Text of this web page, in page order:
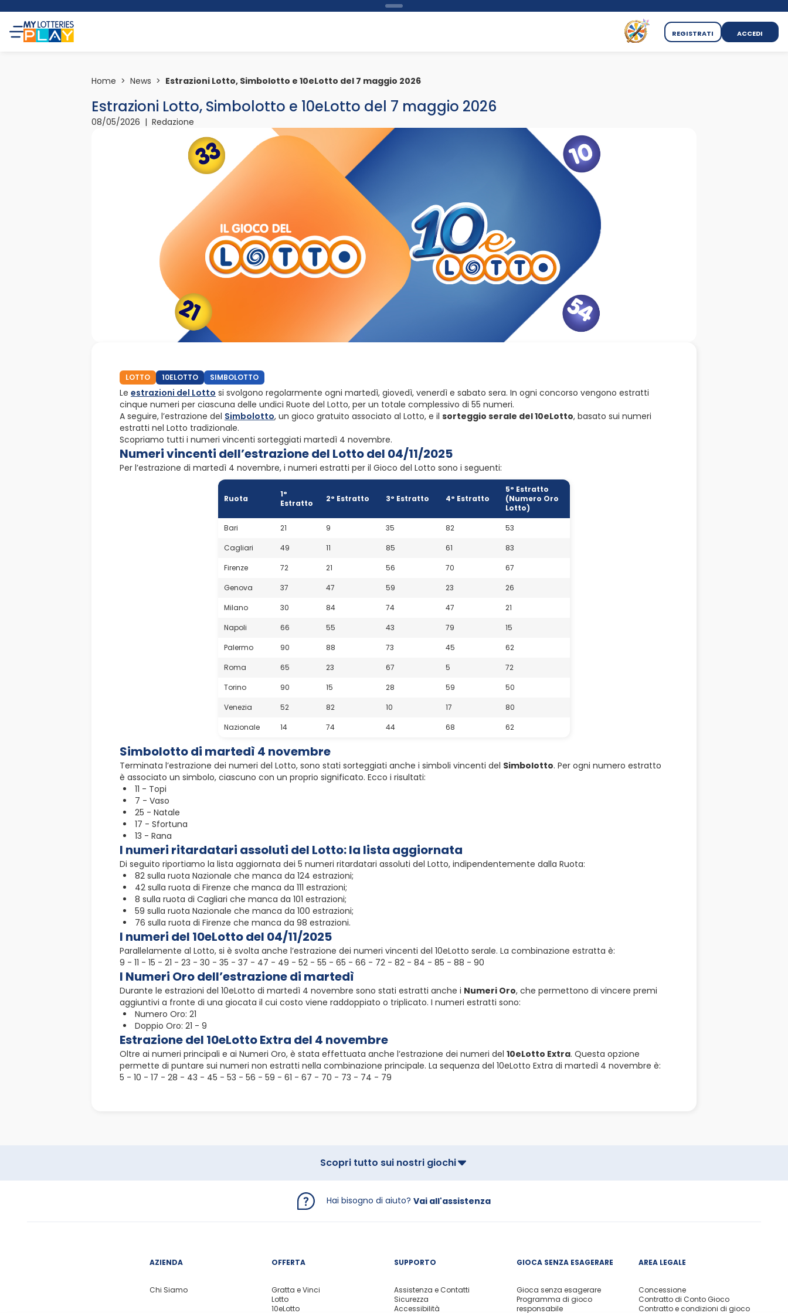
REGISTRATI ACCEDI
Home > News > Estrazioni Lotto, Simbolotto e 10eLotto del 7 maggio 2026
Estrazioni Lotto, Simbolotto e 10eLotto del 7 maggio 2026
08/05/2026 | Redazione
LOTTO 10ELOTTO SIMBOLOTTO
Le estrazioni del Lotto si svolgono regolarmente ogni martedì, giovedì, venerdì e sabato sera. In ogni concorso vengono estratti
cinque numeri per ciascuna delle undici Ruote del Lotto, per un totale complessivo di 55 numeri.
A seguire, l’estrazione del Simbolotto, un gioco gratuito associato al Lotto, e il sorteggio serale del 10eLotto, basato sui numeri
estratti nel Lotto tradizionale.
Scopriamo tutti i numeri vincenti sorteggiati martedì 4 novembre.
Numeri vincenti dell’estrazione del Lotto del 04/11/2025
Per l’estrazione di martedì 4 novembre, i numeri estratti per il Gioco del Lotto sono i seguenti:
Ruota
1°
Estratto
2° Estratto 3° Estratto 4° Estratto
5° Estratto
(Numero Oro
Lotto)
Bari
21 9 35 82
53
Cagliari
49 11 85 61
83
Firenze
72 21 56 70
67
Genova
37 47 59 23
26
Milano
30 84 74 47
21
Napoli
66 55 43 79
15
Palermo
90 88 73 45
62
Roma
65 23 67 5
72
Torino
90 15 28 59
50
Venezia
52 82 10 17
80
Nazionale
14 74 44 68 62
Simbolotto di martedì 4 novembre
Terminata l’estrazione dei numeri del Lotto, sono stati sorteggiati anche i simboli vincenti del Simbolotto. Per ogni numero estratto
è associato un simbolo, ciascuno con un proprio significato. Ecco i risultati:
11 - Topi
7 - Vaso
25 - Natale
17 - Sfortuna
13 - Rana
I numeri ritardatari assoluti del Lotto: la lista aggiornata
Di seguito riportiamo la lista aggiornata dei 5 numeri ritardatari assoluti del Lotto, indipendentemente dalla Ruota:
82 sulla ruota Nazionale che manca da 124 estrazioni;
42 sulla ruota di Firenze che manca da 111 estrazioni;
8 sulla ruota di Cagliari che manca da 101 estrazioni;
59 sulla ruota Nazionale che manca da 100 estrazioni;
76 sulla ruota di Firenze che manca da 98 estrazioni.
I numeri del 10eLotto del 04/11/2025
Parallelamente al Lotto, si è svolta anche l’estrazione dei numeri vincenti del 10eLotto serale. La combinazione estratta è:
9 - 11 - 15 - 21 - 23 - 30 - 35 - 37 - 47 - 49 - 52 - 55 - 65 - 66 - 72 - 82 - 84 - 85 - 88 - 90
I Numeri Oro dell’estrazione di martedì
Durante le estrazioni del 10eLotto di martedì 4 novembre sono stati estratti anche i Numeri Oro, che permettono di vincere premi
aggiuntivi a fronte di una giocata il cui costo viene raddoppiato o triplicato. I numeri estratti sono:
Numero Oro: 21
Doppio Oro: 21 - 9
Estrazione del 10eLotto Extra del 4 novembre
Oltre ai numeri principali e ai Numeri Oro, è stata effettuata anche l’estrazione dei numeri del 10eLotto Extra. Questa opzione
permette di puntare sui numeri non estratti nella combinazione principale. La sequenza del 10eLotto Extra di martedì 4 novembre è:
5 - 10 - 17 - 28 - 43 - 45 - 53 - 56 - 59 - 61 - 67 - 70 - 73 - 74 - 79
Scopri tutto sui nostri giochi
Hai bisogno di aiuto? Vai all'assistenza
AZIENDA
Chi Siamo
OFFERTA
Gratta e Vinci
Lotto
10eLotto
SUPPORTO
Assistenza e Contatti
Sicurezza
Accessibilità
GIOCA SENZA ESAGERARE
Gioca senza esagerare
Programma di gioco
responsabile
AREA LEGALE
Concessione
Contratto di Conto Gioco
Contratto e condizioni di gioco